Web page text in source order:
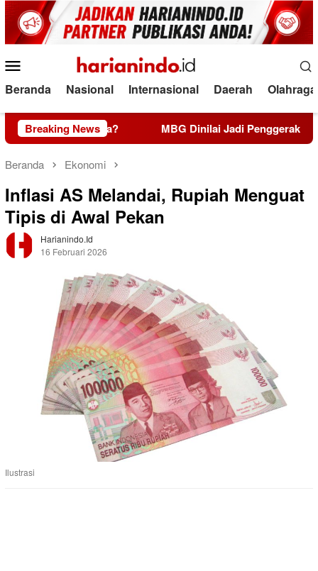
Loncat
ke
konten
Mobile
Beranda Nasional Internasional Daerah Olahraga
Breaking News
Kelola? MBG Dinilai Jadi Penggerak
Beranda Ekonomi
Inflasi AS Melandai, Rupiah Menguat
Tipis di Awal Pekan
Harianindo.id
16 Februari 2026
Ilustrasi